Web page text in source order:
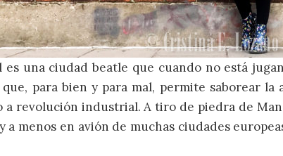
es una ciudad beatle que cuando no está
para bien y para mal, permite saborear
a revolución industrial. A tiro de piedra de
a menos en avión de muchas ciudades